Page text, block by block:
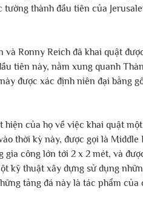
thành đầu tiên của
Ronny Reich đã khai quật
tiên này, nằm xung quanh
được xác định niên đại bằng
hiện của họ về việc khai quật
thời kỳ này, được gọi là Middle
công lớn tới 2 x 2 mét, và
kỹ thuật xây dựng sử dụng
tảng đá này là tác phẩm của